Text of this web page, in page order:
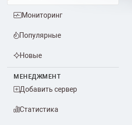
Мониторинг
Популярные
Новые
МЕНЕДЖМЕНТ
Добавить сервер
Статистика